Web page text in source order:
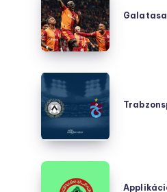
vs
Rennes
Trabzonspor
vs
Udinese
Applikáció